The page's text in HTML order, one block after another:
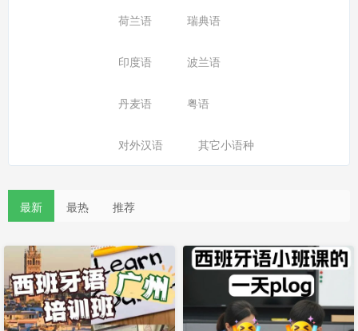
荷兰语 瑞典语
印度语 波兰语
丹麦语 粤语
对外汉语 其它小语种
最新 最热 推荐